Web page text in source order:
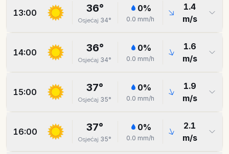
13:00 36°
Osjećaj 34°
0%
0.0 mm/h
1.4
m/s
14:00 36°
Osjećaj 34°
0%
0.0 mm/h
1.6
m/s
15:00 37°
Osjećaj 35°
0%
0.0 mm/h
1.9
m/s
16:00 37°
Osjećaj 35°
0%
0.0 mm/h
2.1
m/s